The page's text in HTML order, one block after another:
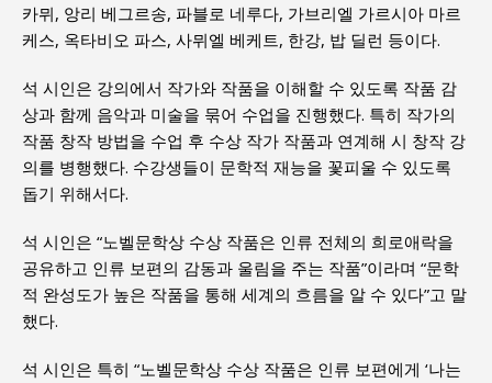
카뮈, 앙리 베그르송, 파블로 네루다, 가브리엘 가르시아 마르
케스, 옥타비오 파스, 사뮈엘 베케트, 한강, 밥 딜런 등이다.
석 시인은 강의에서 작가와 작품을 이해할 수 있도록 작품 감
상과 함께 음악과 미술을 묶어 수업을 진행했다. 특히 작가의
작품 창작 방법을 수업 후 수상 작가 작품과 연계해 시 창작 강
의를 병행했다. 수강생들이 문학적 재능을 꽃피울 수 있도록
돕기 위해서다.
석 시인은 “노벨문학상 수상 작품은 인류 전체의 희로애락을
공유하고 인류 보편의 감동과 울림을 주는 작품”이라며 “문학
적 완성도가 높은 작품을 통해 세계의 흐름을 알 수 있다”고 말
했다.
석 시인은 특히 “노벨문학상 수상 작품은 인류 보편에게 ‘나는